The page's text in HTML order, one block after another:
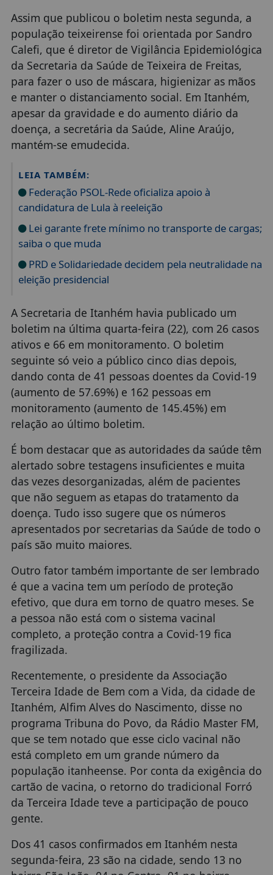
Assim que publicou o boletim nesta segunda, a
população teixeirense foi orientada por Sandro
Calefi, que é diretor de Vigilância Epidemiológica
da Secretaria da Saúde de Teixeira de Freitas,
para fazer o uso de máscara, higienizar as mãos
e manter o distanciamento social. Em Itanhém,
apesar da gravidade e do aumento diário da
doença, a secretária da Saúde, Aline Araújo,
mantém-se emudecida.
LEIA TAMBÉM:
Federação PSOL-Rede oficializa apoio à
candidatura de Lula à reeleição
Lei garante frete mínimo no transporte de cargas;
saiba o que muda
PRD e Solidariedade decidem pela neutralidade na
eleição presidencial
A Secretaria de Itanhém havia publicado um
boletim na última quarta-feira (22), com 26 casos
ativos e 66 em monitoramento. O boletim
seguinte só veio a público cinco dias depois,
dando conta de 41 pessoas doentes da Covid-19
(aumento de 57.69%) e 162 pessoas em
monitoramento (aumento de 145.45%) em
relação ao último boletim.
É bom destacar que as autoridades da saúde têm
alertado sobre testagens insuficientes e muita
das vezes desorganizadas, além de pacientes
que não seguem as etapas do tratamento da
doença. Tudo isso sugere que os números
apresentados por secretarias da Saúde de todo o
país são muito maiores.
Outro fator também importante de ser lembrado
é que a vacina tem um período de proteção
efetivo, que dura em torno de quatro meses. Se
a pessoa não está com o sistema vacinal
completo, a proteção contra a Covid-19 fica
fragilizada.
Recentemente, o presidente da Associação
Terceira Idade de Bem com a Vida, da cidade de
Itanhém, Alfim Alves do Nascimento, disse no
programa Tribuna do Povo, da Rádio Master FM,
que se tem notado que esse ciclo vacinal não
está completo em um grande número da
população itanheense. Por conta da exigência do
cartão de vacina, o retorno do tradicional Forró
da Terceira Idade teve a participação de pouco
gente.
Dos 41 casos confirmados em Itanhém nesta
segunda-feira, 23 são na cidade, sendo 13 no